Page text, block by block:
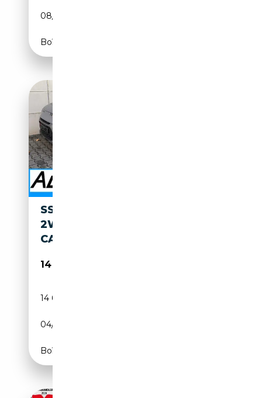
08/2019
Boîte automatique
SSANGYONG TIVOLI 1,5 T-GDI
2WD MT SPEZIAL RKAM
CARPLAY ANDAUTO SHZ
14 990€
14 670 km
04/2025
Boîte manuelle